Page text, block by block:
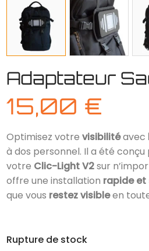
Adaptateur
15,00 €
Optimisez votrevisibilitéavec
à dos personnel. Il a été conçu
votre Clic-Light V2sur
offre une installation rapide et
que vous restez visibleen
Rupture de stock